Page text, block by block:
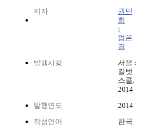
저자
권민
희
;
엄은
경
발행사항
서울 :
길벗
스쿨,
2014
발행연도 2014
작성언어
한국